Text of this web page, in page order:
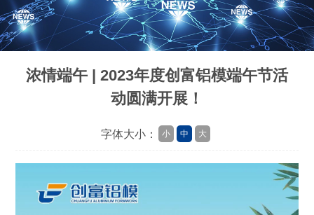
浓情端午 | 2023年度创富铝模端午节活
动圆满开展！
字体大小： 小 中 大